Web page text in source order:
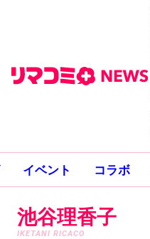
イベント コラボ
池谷理香子
IKETANI RICACO